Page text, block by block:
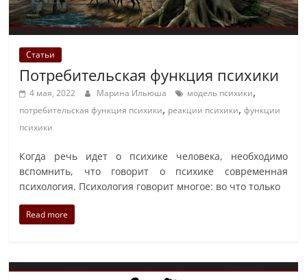
Статьи
Потребительская функция психики
4 мая, 2022 Марина Ильюша модель психики,
потребительская функция психики, реакции психики,функции
психики
Когда речь идет о психике человека, необходимо
вспомнить, что говорит о психике современная
психология. Психология говорит многое: во что только
Read more